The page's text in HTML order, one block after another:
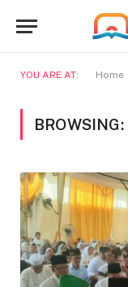
YOU ARE AT: Home
BROWSING: